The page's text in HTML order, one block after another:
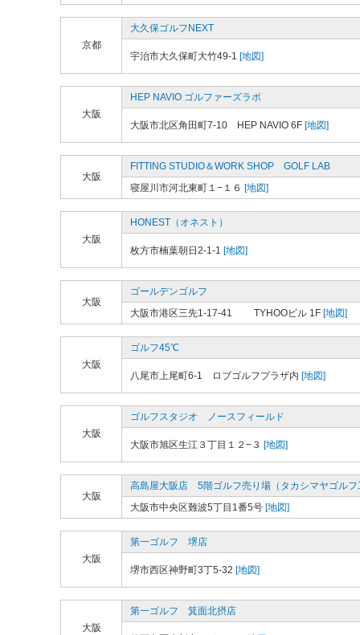
京都
大久保ゴルフNEXT
宇治市大久保町大竹49-1 [地図]
大阪
HEP NAVIO ゴルファーズラボ
大阪市北区角田町7-10 HEP NAVIO 6F [地図]
大阪
FITTING STUDIO＆WORK SHOP GOLF LAB
寝屋川市河北東町１−１６ [地図]
大阪
HONEST（オネスト）
枚方市楠葉朝日2-1-1 [地図]
大阪
ゴールデンゴルフ
大阪市港区三先1-17-41 TYHOOビル 1F [地図]
大阪
ゴルフ45℃
八尾市上尾町6-1 ロブゴルフプラザ内 [地図]
大阪
ゴルフスタジオ ノースフィールド
大阪市旭区生江３丁目１２−３ [地図]
大阪
高島屋大阪店 5階ゴルフ売り場（タカシマヤゴルフ
大阪市中央区難波5丁目1番5号 [地図]
大阪
第一ゴルフ 堺店
堺市西区神野町3丁5-32 [地図]
大阪
第一ゴルフ 箕面北摂店